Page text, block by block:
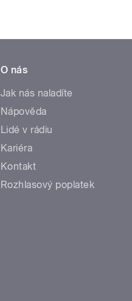
O nás
Jak nás naladíte
Nápověda
Lidé v rádiu
Kariéra
Kontakt
Rozhlasový poplatek